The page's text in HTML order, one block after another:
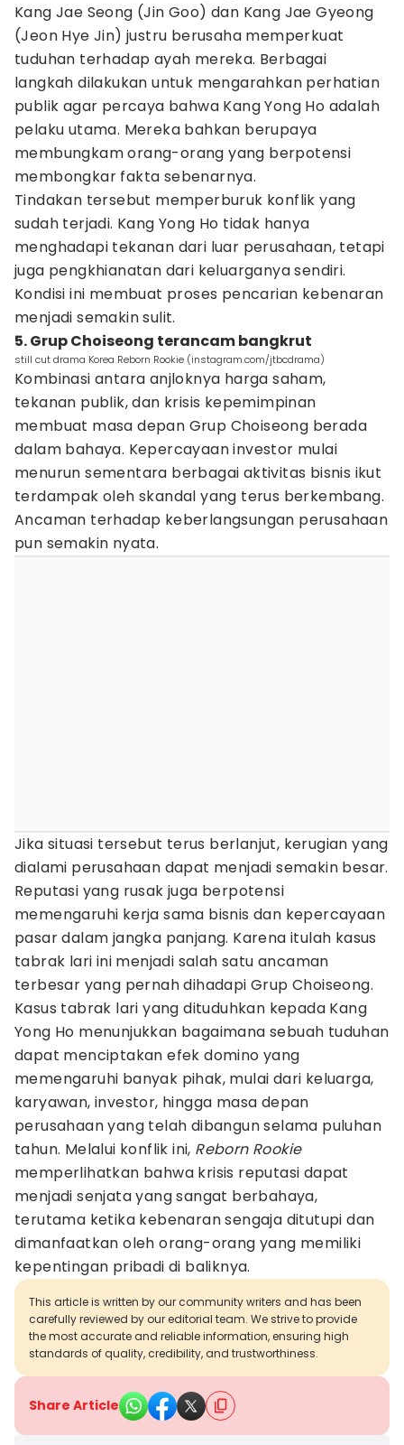
Kang Jae Seong (Jin Goo) dan Kang Jae Gyeong
(Jeon Hye Jin) justru berusaha memperkuat
tuduhan terhadap ayah mereka. Berbagai
langkah dilakukan untuk mengarahkan perhatian
publik agar percaya bahwa Kang Yong Ho adalah
pelaku utama. Mereka bahkan berupaya
membungkam orang-orang yang berpotensi
membongkar fakta sebenarnya.
Tindakan tersebut memperburuk konflik yang
sudah terjadi. Kang Yong Ho tidak hanya
menghadapi tekanan dari luar perusahaan, tetapi
juga pengkhianatan dari keluarganya sendiri.
Kondisi ini membuat proses pencarian kebenaran
menjadi semakin sulit.
5. Grup Choiseong terancam bangkrut
still cut drama Korea Reborn Rookie (instagram.com/jtbcdrama)
Kombinasi antara anjloknya harga saham,
tekanan publik, dan krisis kepemimpinan
membuat masa depan Grup Choiseong berada
dalam bahaya. Kepercayaan investor mulai
menurun sementara berbagai aktivitas bisnis ikut
terdampak oleh skandal yang terus berkembang.
Ancaman terhadap keberlangsungan perusahaan
pun semakin nyata.
Jika situasi tersebut terus berlanjut, kerugian yang
dialami perusahaan dapat menjadi semakin besar.
Reputasi yang rusak juga berpotensi
memengaruhi kerja sama bisnis dan kepercayaan
pasar dalam jangka panjang. Karena itulah kasus
tabrak lari ini menjadi salah satu ancaman
terbesar yang pernah dihadapi Grup Choiseong.
Kasus tabrak lari yang dituduhkan kepada Kang
Yong Ho menunjukkan bagaimana sebuah tuduhan
dapat menciptakan efek domino yang
memengaruhi banyak pihak, mulai dari keluarga,
karyawan, investor, hingga masa depan
perusahaan yang telah dibangun selama puluhan
tahun. Melalui konflik ini, Reborn Rookie
memperlihatkan bahwa krisis reputasi dapat
menjadi senjata yang sangat berbahaya,
terutama ketika kebenaran sengaja ditutupi dan
dimanfaatkan oleh orang-orang yang memiliki
kepentingan pribadi di baliknya.
This article is written by our community writers and has been
carefully reviewed by our editorial team. We strive to provide
the most accurate and reliable information, ensuring high
standards of quality, credibility, and trustworthiness.
Share Article